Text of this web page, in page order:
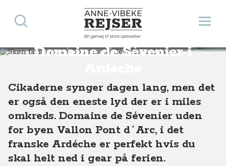
Anne-Vibeke Rejser
din genvej til store oplevelser
Åbn
Søg
Skøn familieferie i
Domaine de Sévenier i
Destinationer Europa Frankrig Skøn familieferie i Domaine de Sevenier i Ardeche
Cikaderne synger dagen lang, men det
er også den eneste lyd der er i miles
omkreds. Domaine de Sévenier uden
for byen Vallon Pont d´Arc, i det
franske Ardéche er perfekt hvis du
skal helt ned i gear på ferien.